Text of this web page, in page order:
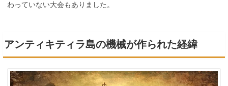
わっていない大会もありました。
アンティキティラ島の機械が作られた経緯